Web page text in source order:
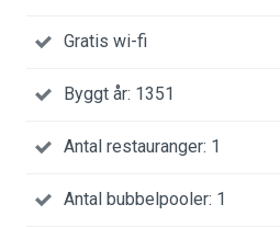
Gratis wi-fi
Byggt år: 1351
Antal restauranger: 1
Antal bubbelpooler: 1